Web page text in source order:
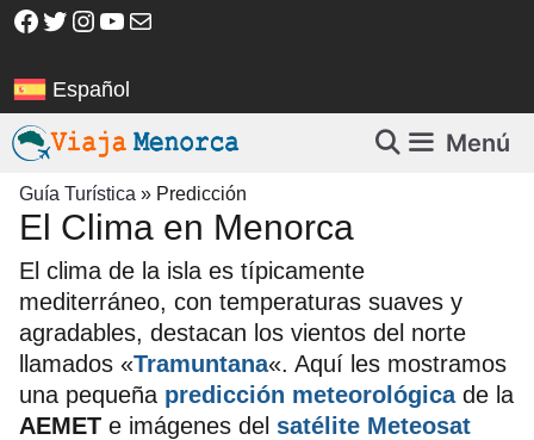
Saltar
Facebook
Twitter
Instagram
YouTube
Correo electrónico
Español
Menú
Guía Turística » Predicción
El Clima en Menorca
El clima de la isla es típicamente
mediterráneo, con temperaturas suaves y
agradables, destacan los vientos del norte
llamados «Tramuntana«. Aquí les mostramos
una pequeña predicción meteorológicade la
AEMET e imágenes del satélite Meteosat